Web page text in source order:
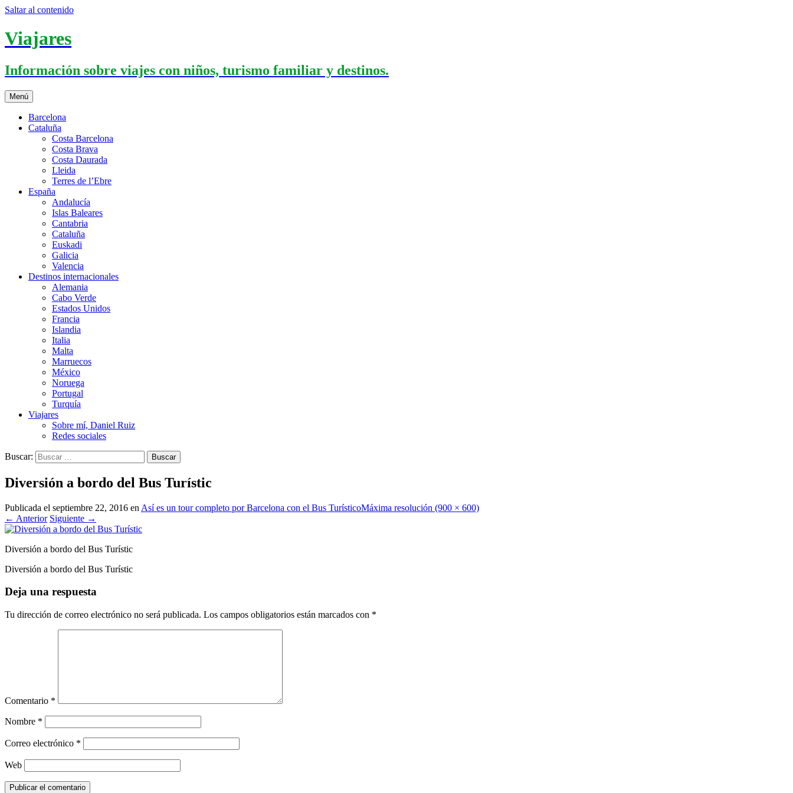
Saltar al contenido
Viajares
Información sobre viajes con niños, turismo familiar y destinos.
Menú
Barcelona
Cataluña
Costa Barcelona
Costa Brava
Costa Daurada
Lleida
Terres de l’Ebre
España
Andalucía
Islas Baleares
Cantabria
Cataluña
Euskadi
Galicia
Valencia
Destinos internacionales
Alemania
Cabo Verde
Estados Unidos
Francia
Islandia
Italia
Malta
Marruecos
México
Noruega
Portugal
Turquía
Viajares
Sobre mí, Daniel Ruiz
Redes sociales
Buscar:
Diversión a bordo del Bus Turístic
Publicada el septiembre 22, 2016 en Así es un tour completo por Barcelona con el Bus TurísticoMáxima resolución (900 × 600)
← Anterior Siguiente →
Diversión a bordo del Bus Turístic
Diversión a bordo del Bus Turístic
Deja una respuesta
Tu dirección de correo electrónico no será publicada. Los campos obligatorios están marcados con *
Comentario *
Nombre *
Correo electrónico *
Web